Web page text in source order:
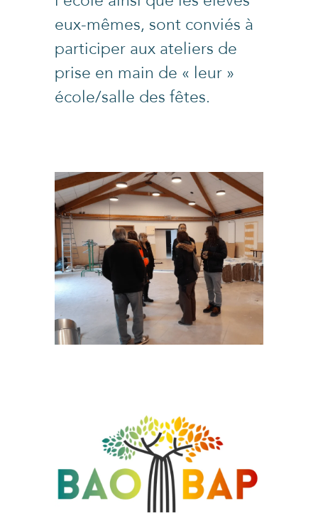
eux-mêmes, sont conviés à
participer aux ateliers de
prise en main de « leur »
école/salle des fêtes.